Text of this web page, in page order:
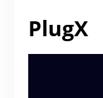
PlugX